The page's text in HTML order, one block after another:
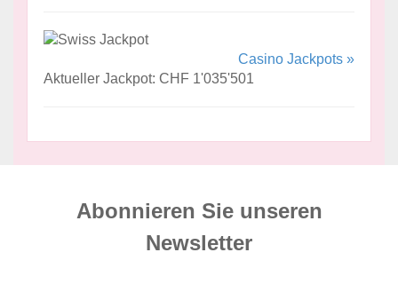
Casino Jackpots »
Aktueller Jackpot: CHF 1'035'501
Abonnieren Sie unseren
News­letter